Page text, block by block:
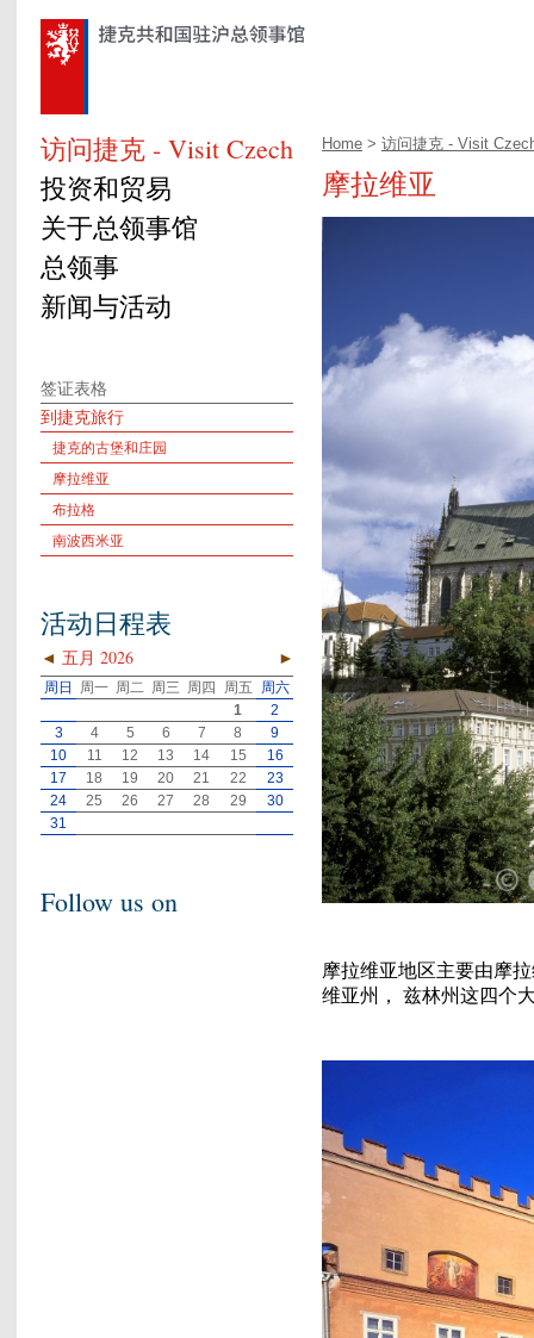
Home > 访问捷克 - Visit
摩拉维亚
摩拉维亚地区主要由摩
维亚州， 兹林州这四个
访问捷克 - Visit Czech
投资和贸易
关于总领事馆
总领事
新闻与活动
签证表格
到捷克旅行
捷克的古堡和庄园
摩拉维亚
布拉格
南波西米亚
活动日程表
◄ ►
五月 2026
周日 周一 周二 周三 周四 周五
周六
1
2
3
4 5 6 7 8
9
10
11 12 13 14 15
16
17
18 19 20 21 22
23
24
25 26 27 28 29
30
31
Follow us on